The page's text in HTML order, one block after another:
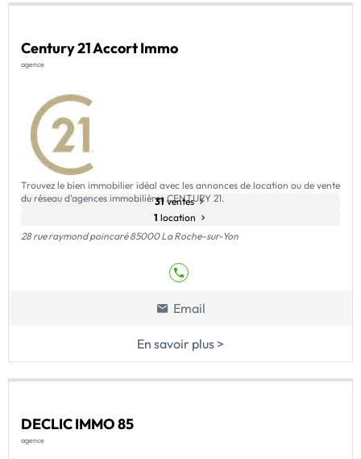
Century 21 Accort Immo
agence
Trouvez le bien immobilier idéal avec les annonces de location ou de vente
du réseau d'agences immobilières CENTURY 21.
31 ventes
1 location
28 rue raymond poincaré 85000 La Roche-sur-Yon
Email
En savoir plus >
DECLIC IMMO 85
agence